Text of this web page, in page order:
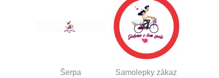
Šerpa Samolepky zákaz